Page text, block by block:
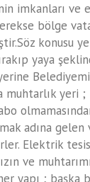
imkanları ve
bölge
konusu
yaya
muhtarlık yeri
adına gelen
Elektrik
ve
yapı ; başka